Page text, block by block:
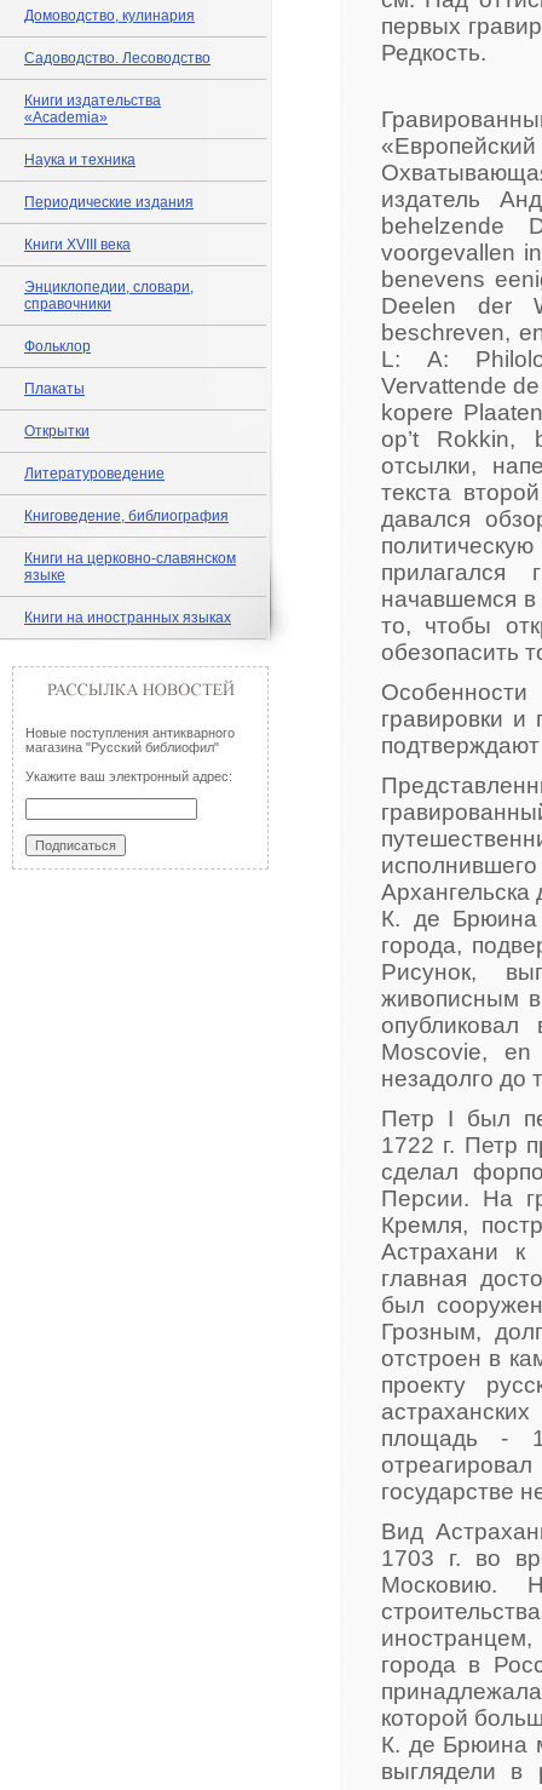
Домоводство, кулинария
Садоводство. Лесоводство
Книги издательства
«Academia»
Наука и техника
Периодические издания
Книги XVIII века
Энциклопедии, словари,
справочники
Фольклор
Плакаты
Открытки
Литературоведение
Книговедение, библиография
Книги на церковно-славянском
языке
Книги на иностранных языках
Новые поступления антикварного
магазина "Русский библиофил"
Укажите ваш электронный адрес:
первых
Редкость.
издатель
behelzende
voorgevallen
benevens
Deelen der
beschreven,
L: A:
Vervattende
kopere
op’t Rokkin,
отсылки,
текста
давался
прилагался
начавшемся в
то, чтобы
обезопасить
гравировки и
К. де
города,
Рисунок,
живописным
Moscovie,
незадолго до
Петр I был
1722 г. Петр
сделал
Персии. На
Кремля,
Астрахани к
главная
был
Грозным,
отстроен в
проекту
площадь -
государстве
Вид
1703 г. во
Московию.
иностранцем,
города в
которой
К. де Брюина
выглядели в